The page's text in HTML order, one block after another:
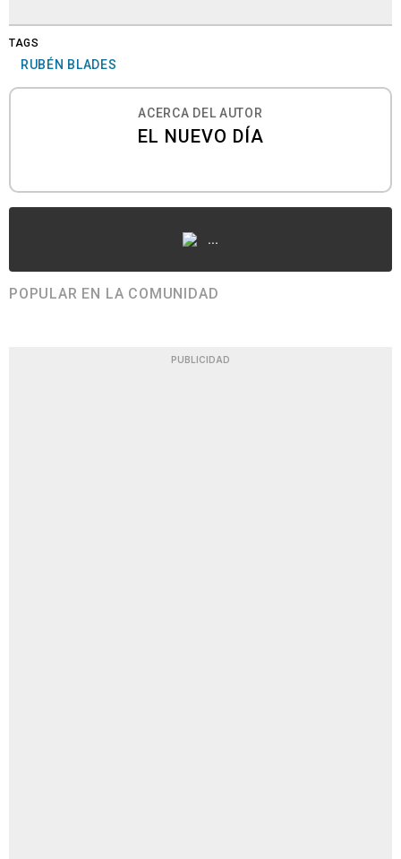
TAGS
RUBÉN BLADES
ACERCA DEL AUTOR
EL NUEVO DÍA
...
POPULAR EN LA COMUNIDAD
PUBLICIDAD